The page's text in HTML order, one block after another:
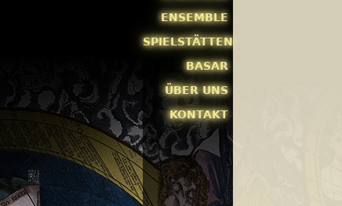
ENSEMBLE
SPIELSTÄTTEN
BASAR
ÜBER UNS
KONTAKT